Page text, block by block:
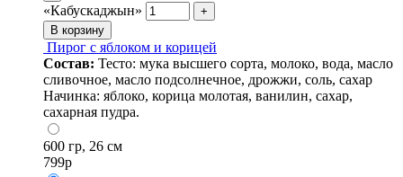
«Кабускаджын»
+
В корзину
Пирог с яблоком и корицей
Состав: Тесто: мука высшего сорта, молоко, вода, масло
сливочное, масло подсолнечное, дрожжи, соль, сахар
Начинка: яблоко, корица молотая, ванилин, сахар,
сахарная пудра.
600 гр, 26 см
799р